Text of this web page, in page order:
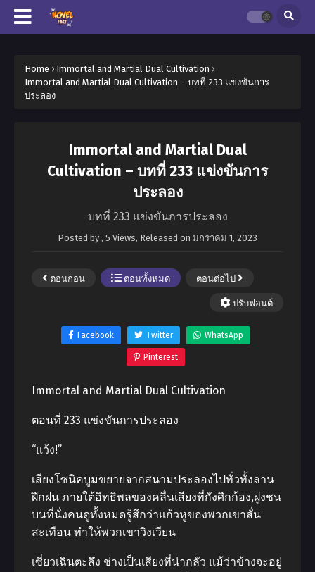
Home › Immortal and Martial Dual Cultivation ›
Immortal and Martial Dual Cultivation – บทที่ 233 แข่งขันการ
ประลอง
Immortal and Martial Dual
Cultivation – บทที่ 233 แข่งขันการ
ประลอง
บทที่ 233 แข่งขันการประลอง
Posted by , 5 Views, Released on มกราคม 1, 2023
ตอนก่อน ตอนทั้งหมด ตอนต่อไป
ปรับฟอนต์
Facebook Twitter WhatsApp
Pinterest
Immortal and Martial Dual Cultivation
ตอนที่ 233 แข่งขันการประลอง
“แว้ง!”
เสียงโซนิคบูมขยายจากสนามประลองไปทั่วทั้งลาน
ฝึกฝน ภายใต้อิทธิพลของคลื่นเสียงที่กังศึกก้อง,ฝูงชน
บนที่นั่งคนดูทั้งหมดรู้สึกว่าแก้วหูของพวกเขาสั่น
สะเทือน ทําให้พวกเขาวิงเวียน
เซี่ยวเฉินตะลึง ช่างเป็นเสียงที่น่ากลัว แม้ว่าข้างจะอยู่